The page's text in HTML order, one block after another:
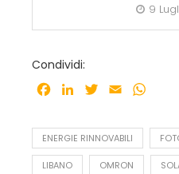
9
Condividi:
Facebook
LinkedInTwitter
Email
ENERGIE RINNOVABILI
LIBANO OMRON